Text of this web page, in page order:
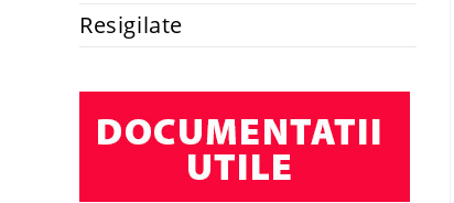
Resigilate